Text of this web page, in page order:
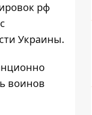
рф
Украины.
воинов